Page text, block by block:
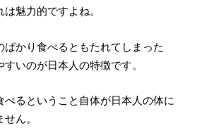
魅力的ですよね。
ばかり食べるともたれてしまった
いのが日本人の特徴です。
るということ自体が日本人の体に
ん。